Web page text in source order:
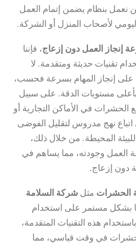
نعمل بنظام يضمن إتمام العمل
لأصحاب المنزل أو الشركة.
إنجاز العمل دون إزعاج، فإننا
تقنيات حديثة ومتقدمة. لا
على إنجاز المهام بسرعة فحسب،
مستويات الدقة. على سبيل
الحشرات في الأماكن التجارية أو
نهج مدروس لتقليل الفوضى
المحيطة. من خلال ذلك،
العمل وجودته، مما يساهم في
دون إزعاج.
الحشرات مثل شركة السلامة
بشكل مستمر على استخدام
هذه التقنيات المتقدمة،
في وقت قياسي، مما